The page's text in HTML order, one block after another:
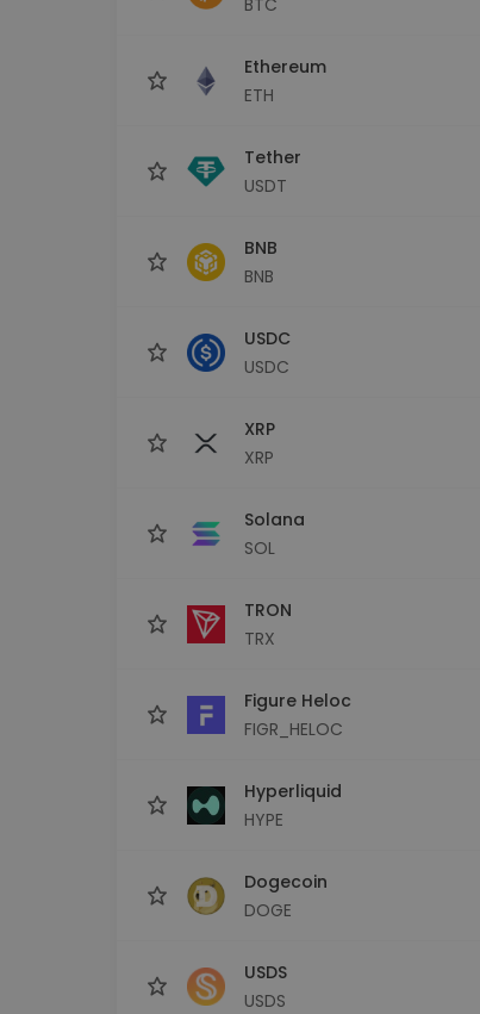
Ethereum
ETH
Tether
USDT
BNB
BNB
USDC
USDC
XRP
XRP
Solana
SOL
TRON
TRX
Figure Heloc
FIGR_HELOC
Hyperliquid
HYPE
Dogecoin
DOGE
USDS
USDS